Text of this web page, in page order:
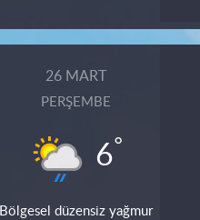
26 MART
PERŞEMBE
6°
Bölgesel düzensiz yağmur